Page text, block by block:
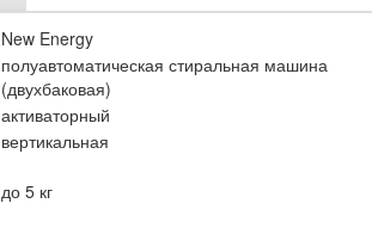
New Energy
полуавтоматическая стиральная машина
(двухбаковая)
активаторный
вертикальная
до 5 кг